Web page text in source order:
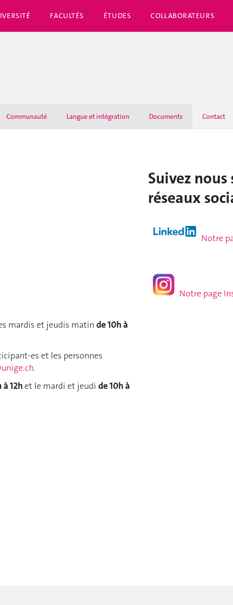
FACULTÉS ÉTUDES COLLABORATEURS
Communauté Langue et intégration Documents Contact
mardis et jeudis matin de 10h à
es et les personnes
.
à 12het le mardi et jeudi de 10h à
Suivez nous
réseaux
Notre
Notre page